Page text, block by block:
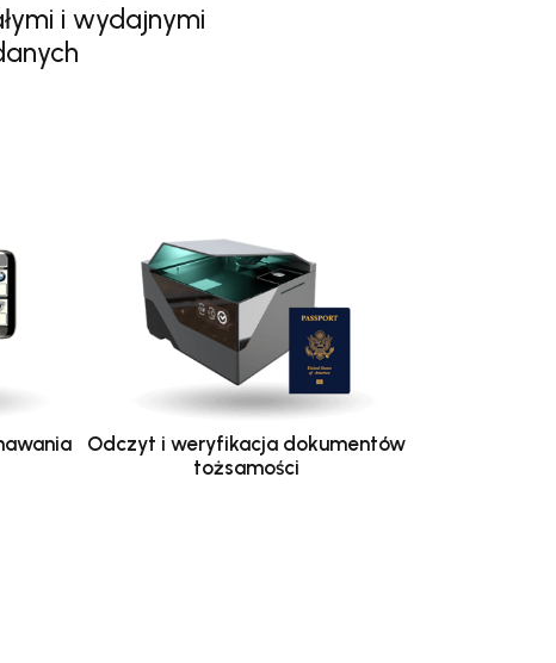
i wydajnymi
Odczyt i weryfikacja dokumentów
tożsamości